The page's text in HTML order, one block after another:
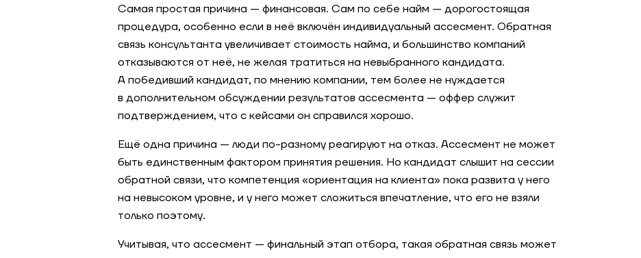
Самая простая причина — финансовая. Сам по себе найм — дорогостоящая
процедура, особенно если в неё включён индивидуальный ассесмент. Обратная
связь консультанта увеличивает стоимость найма, и большинство компаний
отказываются от неё, не желая тратиться на невыбранного кандидата.
А победивший кандидат, по мнению компании, тем более не нуждается
в дополнительном обсуждении результатов ассесмента — оффер служит
подтверждением, что с кейсами он справился хорошо.
Ещё одна причина — люди по-разному реагируют на отказ. Ассесмент не может
быть единственным фактором принятия решения. Но кандидат слышит на сессии
обратной связи, что компетенция «ориентация на клиента» пока развита у него
на невысоком уровне, и у него может сложиться впечатление, что его не взяли
только поэтому.
Учитывая, что ассесмент — финальный этап отбора, такая обратная связь может